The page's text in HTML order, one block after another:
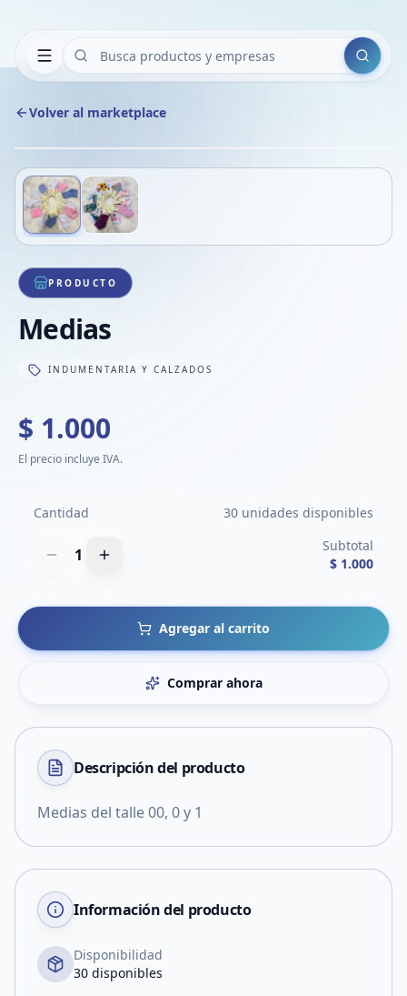
Buscar
Volver al marketplace
1/2
PRODUCTO
Medias
INDUMENTARIA Y CALZADOS
$ 1.000
El precio incluye IVA.
Cantidad 30 unidades disponibles
1
Subtotal
$ 1.000
Agregar al carrito
Comprar ahora
Descripción del producto
Medias del talle 00, 0 y 1
Información del producto
Disponibilidad
30 disponibles